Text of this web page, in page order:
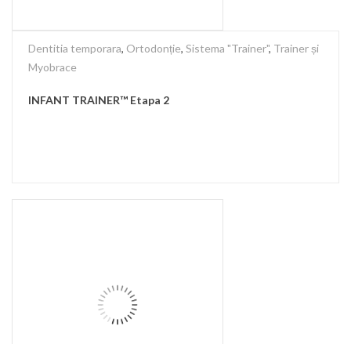
Dentitia temporara, Ortodonție, Sistema "Trainer", Trainer și
Myobrace
INFANT TRAINER™ Etapa 2